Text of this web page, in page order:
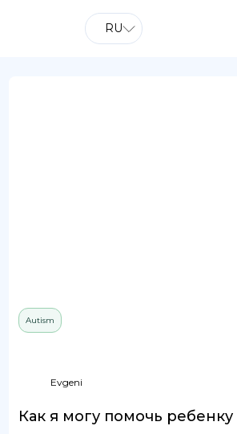
RU
Autism
Evgeni
Как я могу помочь